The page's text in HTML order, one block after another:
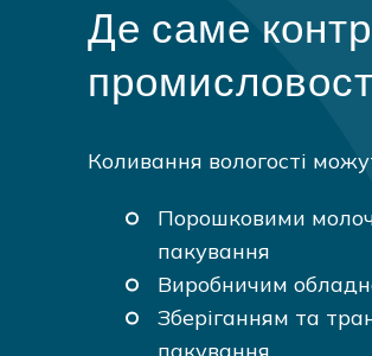
Де саме
Коливання вологості
Порошковими
пакування
Виробничим
Зберіганням та